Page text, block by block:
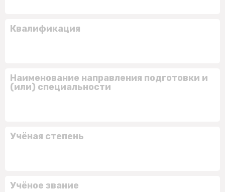
Квалификация
Наименование направления подготовки и
(или) специальности
Учёная степень
Учёное звание